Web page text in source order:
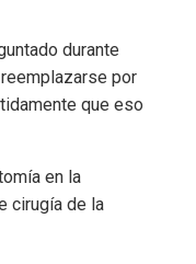
durante
por
que eso
en la
cirugía de la